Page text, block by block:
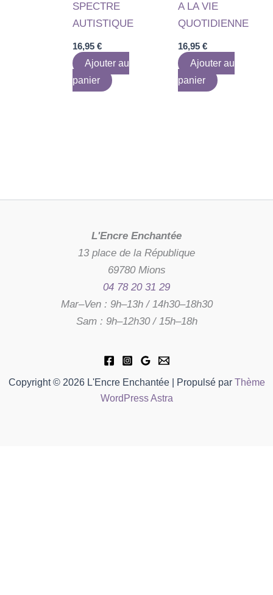
SPECTRE
AUTISTIQUE
16,95€
Ajouter au
panier
A LA VIE
QUOTIDIENNE
16,95 €
Ajouter au
panier
L'Encre Enchantée
13 place de la République
69780 Mions
04 78 20 31 29
Mar–Ven : 9h–13h / 14h30–18h30
Sam : 9h–12h30 / 15h–18h
Copyright © 2026 L'Encre Enchantée | Propulsé par Thème
WordPress Astra